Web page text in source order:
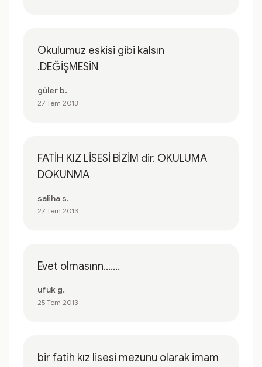
Okulumuz eskisi gibi kalsın
.DEĞİŞMESİN
güler b.
27 Tem 2013
FATİH KIZ LİSESİ BİZİM dir. OKULUMA
DOKUNMA
saliha s.
27 Tem 2013
Evet olmasınn.......
ufuk g.
25 Tem 2013
bir fatih kız lisesi mezunu olarak imam